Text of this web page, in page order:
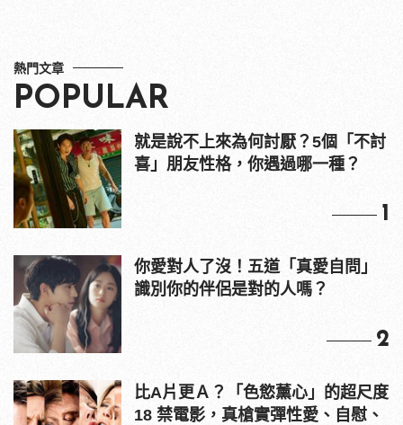
熱門文章
POPULAR
就是說不上來為何討厭？5個「不討
喜」朋友性格，你遇過哪一種？
1
你愛對人了沒！五道「真愛自問」
識別你的伴侶是對的人嗎？
2
比A片更Ａ？「色慾薰心」的超尺度
18 禁電影，真槍實彈性愛、自慰、